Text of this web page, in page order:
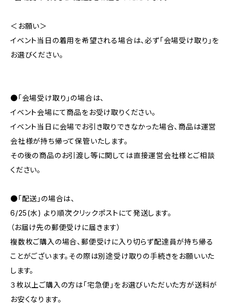
＜お願い＞
イベント当日の着用を希望される場合は、必ず「会場受け取り」を
お選びください。
●「会場受け取り」の場合は、
イベント会場にて商品をお受け取りください。
イベント当日に会場でお引き取りできなかった場合、商品は運営
会社様が持ち帰って保管いたします。
その後の商品のお引渡し等に関しては直接運営会社様とご相談
ください。
●「配送」の場合は、
6/25(水) より順次クリックポストにて発送します。
（お届け先の郵便受けに届きます）
複数枚ご購入の場合、郵便受けに入り切らず配達員が持ち帰る
ことがございます。その際は別途受け取りの手続きをお願いいた
します。
３枚以上ご購入の方は「宅急便」をお選びいただいた方が送料が
お安くなります。